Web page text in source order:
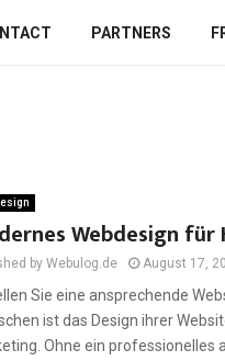
PARTNERS
Webdesign für
by Webulog.de August 17,
Sie eine ansprechende
ist das Design ihrer
Ohne ein professionelles